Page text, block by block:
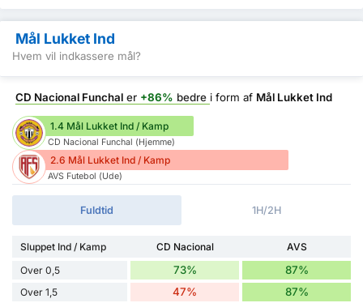
Mål Lukket Ind
Hvem vil indkassere mål?
CD Nacional Funchal er +86% bedre i form af Mål Lukket Ind
1.4 Mål Lukket Ind / Kamp
CD Nacional Funchal (Hjemme)
2.6 Mål Lukket Ind / Kamp
AVS Futebol (Ude)
Fuldtid 1H/2H
Sluppet Ind / Kamp CD Nacional
AVS
Over 0,5
73% 87%
Over 1,5 47% 87%